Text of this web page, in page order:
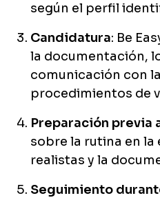
según el perfil
Candidatura: Be
la documentación,
comunicación con
procedimientos de
Preparación previa
sobre la rutina en
realistas y la
Seguimiento